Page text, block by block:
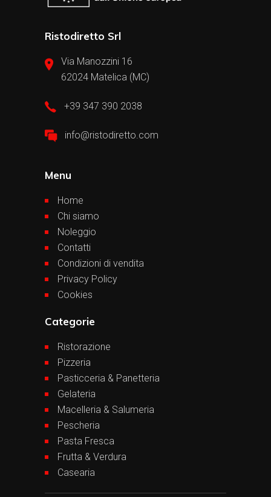
Ristodiretto Srl
Via Manozzini 16
62024 Matelica (MC)
+39 347 390 2038
info@ristodiretto.com
Menu
Home
Chi siamo
Noleggio
Contatti
Condizioni di vendita
Privacy Policy
Cookies
Categorie
Ristorazione
Pizzeria
Pasticceria & Panetteria
Gelateria
Macelleria & Salumeria
Pescheria
Pasta Fresca
Frutta & Verdura
Casearia